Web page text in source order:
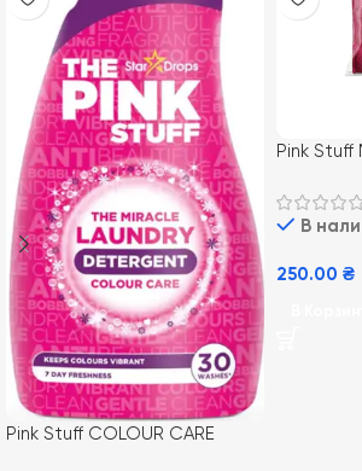
Pink Stuff COLOUR CARE
Pink
В
250.00 ₴